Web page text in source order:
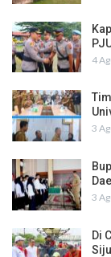
4
3
3
Di